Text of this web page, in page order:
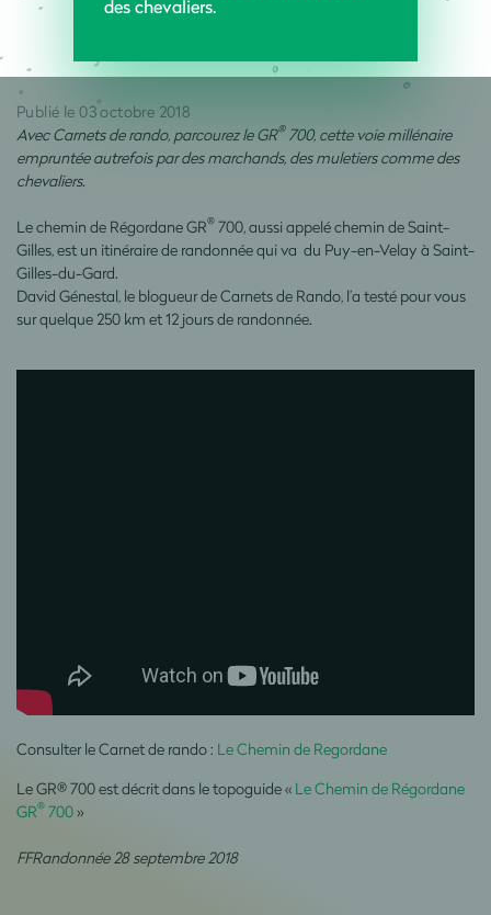
des chevaliers.
Publié le 03 octobre 2018
Avec Carnets de rando, parcourez le GR®700, cette voie millénaire
empruntée autrefois par des marchands, des muletiers comme des
chevaliers.
Le chemin de Régordane GR® 700, aussi appelé chemin de Saint-
Gilles, est un itinéraire de randonnée qui va du Puy-en-Velay à Saint-
Gilles-du-Gard.
David Génestal, le blogueur de Carnets de Rando, l’a testé pour vous
sur quelque 250 km et 12 jours de randonnée.
Consulter le Carnet de rando : Le Chemin de Regordane
Le GR® 700 est décrit dans le topoguide « Le Chemin de Régordane
GR® 700»
FFRandonnée 28 septembre 2018